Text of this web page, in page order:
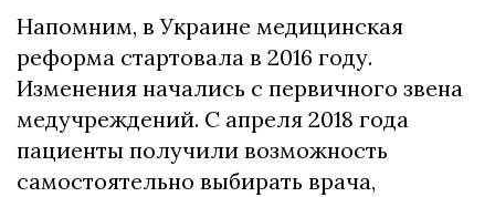
Напомним, в Украине медицинская
реформа стартовала в 2016 году.
Изменения начались с первичного звена
медучреждений. С апреля 2018 года
пациенты получили возможность
самостоятельно выбирать врача,